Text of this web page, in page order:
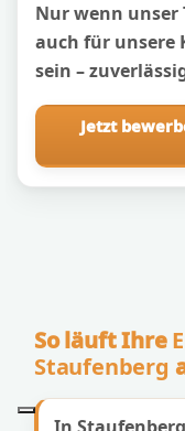
Nur wenn
auch für unsere
sein –
Jetzt
So läuft Ihre
Staufenberg
In